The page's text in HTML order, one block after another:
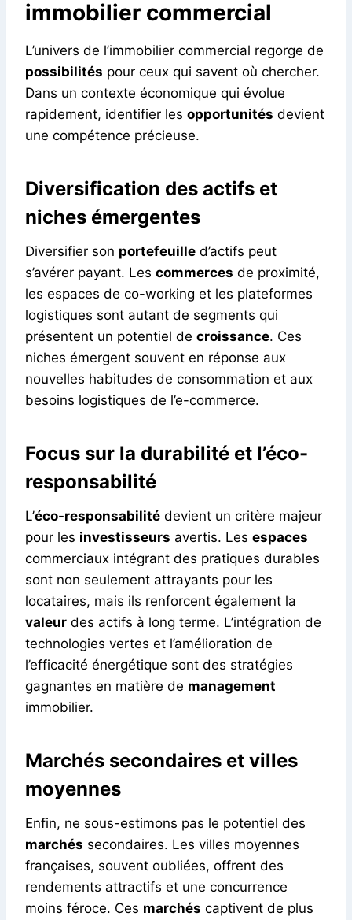
immobilier commercial
L’univers de l’immobilier commercial regorge de
possibilités pour ceux qui savent où chercher.
Dans un contexte économique qui évolue
rapidement, identifier les opportunités devient
une compétence précieuse.
Diversification des actifs et
niches émergentes
Diversifier son portefeuille d’actifs peut
s’avérer payant. Les commerces de proximité,
les espaces de co-working et les plateformes
logistiques sont autant de segments qui
présentent un potentiel de croissance. Ces
niches émergent souvent en réponse aux
nouvelles habitudes de consommation et aux
besoins logistiques de l’e-commerce.
Focus sur la durabilité et l’éco-
responsabilité
L’éco-responsabilité devient un critère majeur
pour les investisseurs avertis. Les espaces
commerciaux intégrant des pratiques durables
sont non seulement attrayants pour les
locataires, mais ils renforcent également la
valeur des actifs à long terme. L’intégration de
technologies vertes et l’amélioration de
l’efficacité énergétique sont des stratégies
gagnantes en matière de management
immobilier.
Marchés secondaires et villes
moyennes
Enfin, ne sous-estimons pas le potentiel des
marchés secondaires. Les villes moyennes
françaises, souvent oubliées, offrent des
rendements attractifs et une concurrence
moins féroce. Ces marchés captivent de plus